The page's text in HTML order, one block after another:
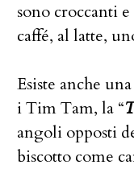
sono croccanti
caffé, al latte,
Esiste anche
i Tim Tam, la “
angoli opposti
biscotto come